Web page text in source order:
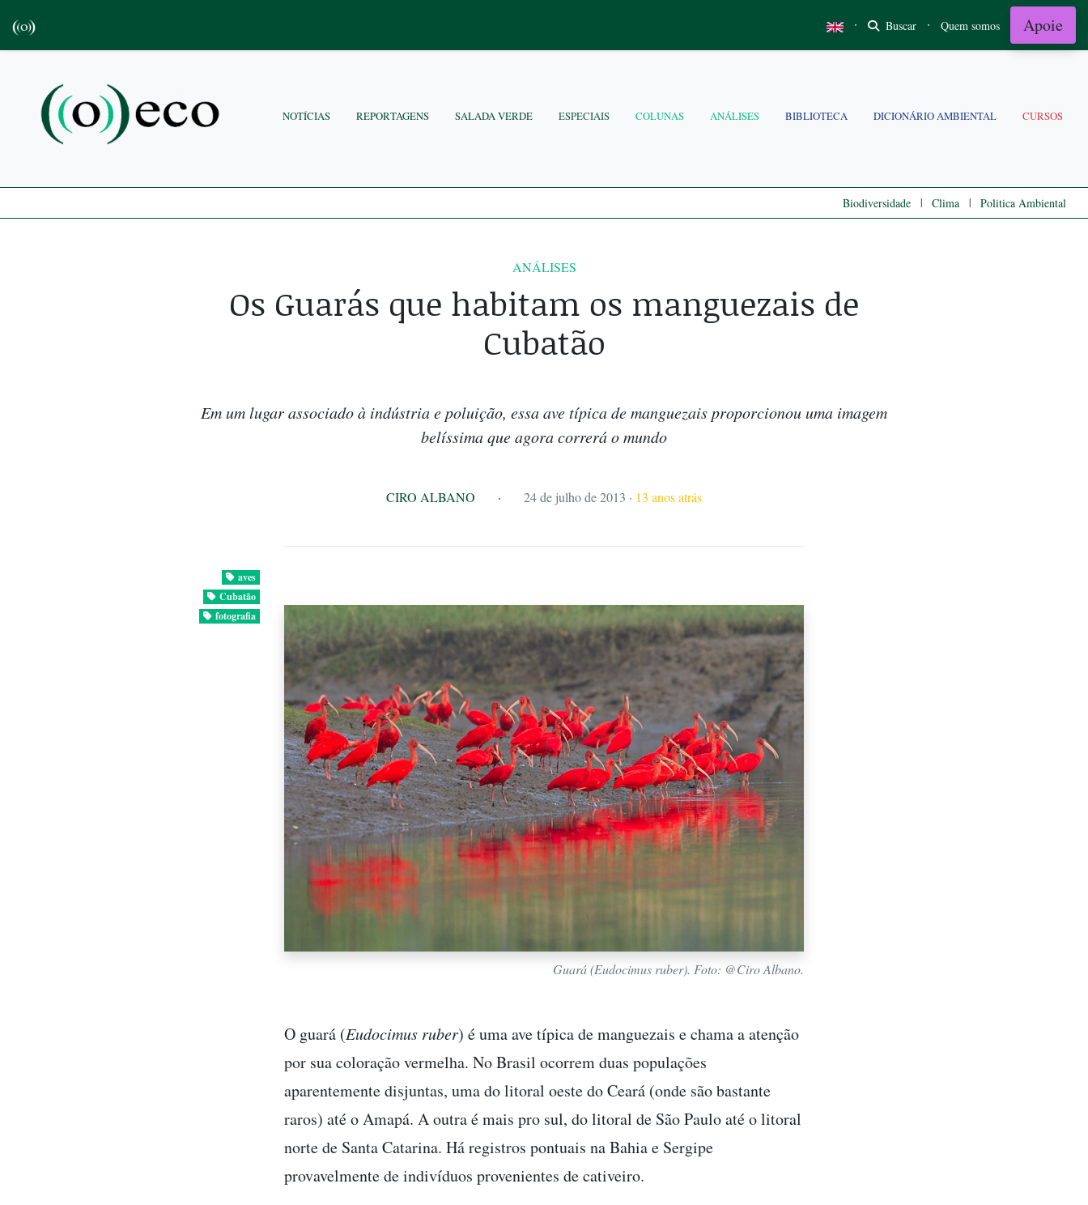
· Buscar · Quem somos Apoie
NOTÍCIAS REPORTAGENS SALADA VERDE ESPECIAIS COLUNAS ANÁLISES BIBLIOTECA DICIONÁRIO AMBIENTAL CURSOS
Biodiversidade | Clima | Politica Ambiental
ANÁLISES
Os Guarás que habitam os manguezais de
Cubatão
Em um lugar associado à indústria e poluição, essa ave típica de manguezais proporcionou uma imagem
belíssima que agora correrá o mundo
CIRO ALBANO · 24 de julho de 2013 · 13 anos atrás
aves
Cubatão
fotografia
Guará (Eudocimus ruber). Foto: @Ciro Albano.
O guará (Eudocimus ruber) é uma ave típica de manguezais e chama a atenção
por sua coloração vermelha. No Brasil ocorrem duas populações
aparentemente disjuntas, uma do litoral oeste do Ceará (onde são bastante
raros) até o Amapá. A outra é mais pro sul, do litoral de São Paulo até o litoral
norte de Santa Catarina. Há registros pontuais na Bahia e Sergipe
provavelmente de indivíduos provenientes de cativeiro.